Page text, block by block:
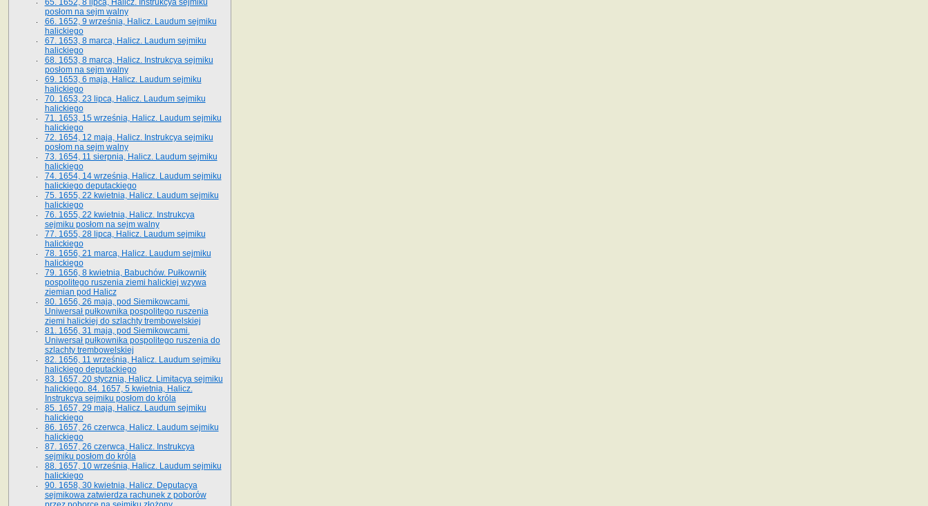
65. 1652, 8 lipca, Halicz. Instrukcya sejmiku
posłom na sejm walny
66. 1652, 9 września, Halicz. Laudum sejmiku
halickiego
67. 1653, 8 marca, Halicz. Laudum sejmiku
halickiego
68. 1653, 8 marca, Halicz. Instrukcya sejmiku
posłom na sejm walny
69. 1653, 6 maja, Halicz. Laudum sejmiku
halickiego
70. 1653, 23 lipca, Halicz. Laudum sejmiku
halickiego
71. 1653, 15 września, Halicz. Laudum sejmiku
halickiego
72. 1654, 12 maja, Halicz. Instrukcya sejmiku
posłom na sejm walny
73. 1654, 11 sierpnia, Halicz. Laudum sejmiku
halickiego
74. 1654, 14 września, Halicz. Laudum sejmiku
halickiego deputackiego
75. 1655, 22 kwietnia, Halicz. Laudum sejmiku
halickiego
76. 1655, 22 kwietnia, Halicz. Instrukcya
sejmiku posłom na sejm walny
77. 1655, 28 lipca, Halicz. Laudum sejmiku
halickiego
78. 1656, 21 marca, Halicz. Laudum sejmiku
halickiego
79. 1656, 8 kwietnia, Babuchów. Pułkownik
pospolitego ruszenia ziemi halickiej wzywa
ziemian pod Halicz
80. 1656, 26 maja, pod Siemikowcami.
Uniwersał pułkownika pospolitego ruszenia
ziemi halickiej do szlachty trembowelskiej
81. 1656, 31 maja, pod Siemikowcami.
Uniwersał pułkownika pospolitego ruszenia do
szlachty trembowelskiej
82. 1656, 11 września, Halicz. Laudum sejmiku
halickiego deputackiego
83. 1657, 20 stycznia, Halicz. Limitacya sejmiku
halickiego. 84. 1657, 5 kwietnia, Halicz.
Instrukcya sejmiku posłom do króla
85. 1657, 29 maja, Halicz. Laudum sejmiku
halickiego
86. 1657, 26 czerwca, Halicz. Laudum sejmiku
halickiego
87. 1657, 26 czerwca, Halicz. Instrukcya
sejmiku posłom do króla
88. 1657, 10 września, Halicz. Laudum sejmiku
halickiego
90. 1658, 30 kwietnia, Halicz. Deputacya
sejmikowa zatwierdza rachunek z poborów